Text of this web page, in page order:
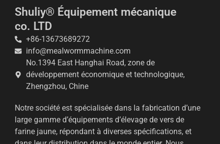
Shuliy® Équipement mécanique
co. LTD
+86-13673689272
info@mealwormmachine.com
No.1394 East Hanghai Road, zone de
développement économique et technologique,
Zhengzhou, Chine
Notre société est spécialisée dans la fabrication d’une
large gamme d’équipements d’élevage de vers de
farine jaune, répondant à diverses spécifications, et